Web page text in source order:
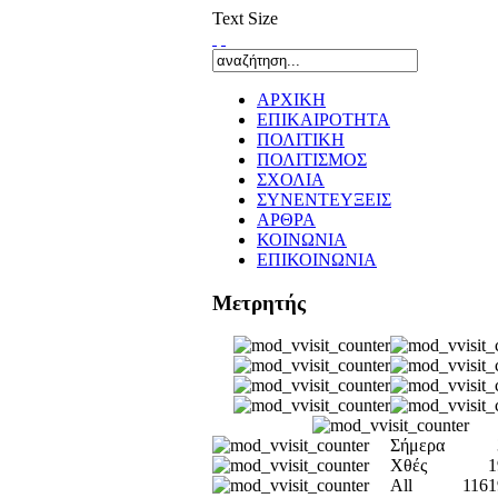
Text Size
ΑΡΧΙΚΗ
ΕΠΙΚΑΙΡΟΤΗΤΑ
ΠΟΛΙΤΙΚΗ
ΠΟΛΙΤΙΣΜΟΣ
ΣΧΟΛΙΑ
ΣΥΝΕΝΤΕΥΞΕΙΣ
ΑΡΘΡΑ
ΚΟΙΝΩΝΙΑ
ΕΠΙΚΟΙΝΩΝΙΑ
Μετρητής
Σήμερα
Χθές
All